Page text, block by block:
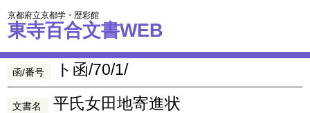
京都府立京都学・歴彩館
東寺百合文書WEB
函/番号 ト函/70/1/
文書名 平氏女田地寄進状